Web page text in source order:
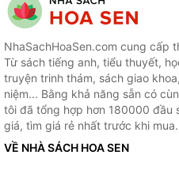
NhaSachHoaSen.com cung cấp
Từ sách tiếng anh, tiểu thuyết,
truyện trinh thám, sách giao
niệm... Bằng khả năng sẵn có
tôi đã tổng hợp hơn 180000 đầu
giá, tìm giá rẻ nhất trước khi mua.
VỀ NHÀ SÁCH HOA SEN